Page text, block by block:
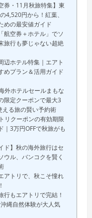
券・11月秋旅特集】東
4,520円から！紅葉、
めの最安値ガイド
航空券＋ホテル」でソ
旅行も夢じゃない超絶
辺ホテル特集｜エアト
めプラン＆活用ガイド
外ホテルセールまもな
限定クーポンで最大3
える旅の賢い予約術
リクーポンの有効期限
｜3万円OFFで秋旅がも
ド】秋の海外旅行はセ
ウル、バンコクを賢く
アトリで、秋こそ憧れ
行もエアトリで完結！
縄自然体験が大人気